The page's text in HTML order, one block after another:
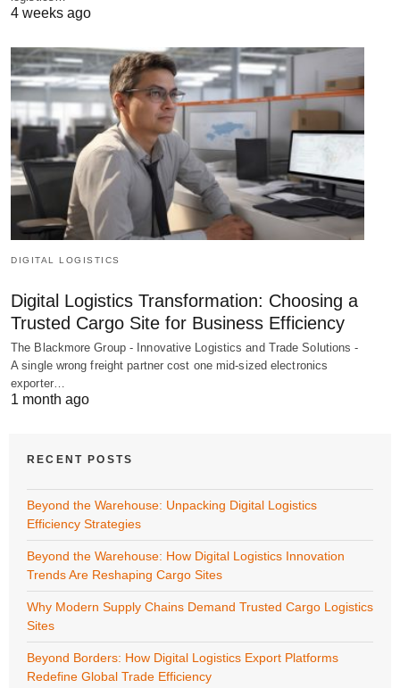
4 weeks ago
DIGITAL LOGISTICS
Digital Logistics Transformation: Choosing a
Trusted Cargo Site for Business Efficiency
The Blackmore Group - Innovative Logistics and Trade Solutions -
A single wrong freight partner cost one mid-sized electronics
exporter…
1 month ago
RECENT POSTS
Beyond the Warehouse: Unpacking Digital Logistics
Efficiency Strategies
Beyond the Warehouse: How Digital Logistics Innovation
Trends Are Reshaping Cargo Sites
Why Modern Supply Chains Demand Trusted Cargo Logistics
Sites
Beyond Borders: How Digital Logistics Export Platforms
Redefine Global Trade Efficiency